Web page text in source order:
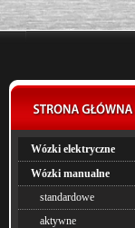
Wózki elektryczne
Wózki manualne
standardowe
aktywne